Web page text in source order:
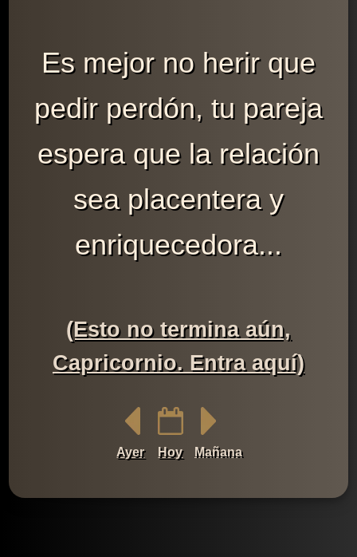
Es mejor no herir que
pedir perdón, tu pareja
espera que la relación
sea placentera y
enriquecedora...
(Esto no termina aún,
Capricornio. Entra aquí)
Ayer Hoy Mañana